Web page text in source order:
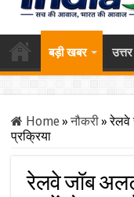
बड़ी खबर
Home»नौकरी»रेलवे
प्रक्रिया
रेलवे जॉब